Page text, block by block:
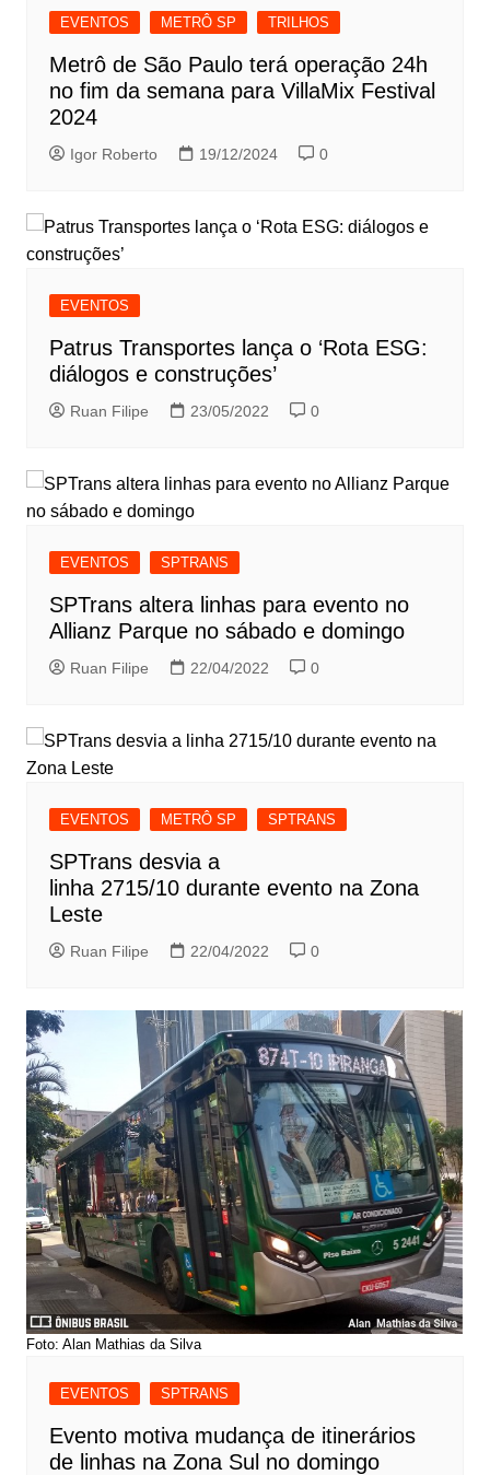
EVENTOS METRÔ SP TRILHOS
Metrô de São Paulo terá operação 24h
no fim da semana para VillaMix Festival
2024
Igor Roberto 19/12/2024 0
EVENTOS
Patrus Transportes lança o ‘Rota ESG:
diálogos e construções’
Ruan Filipe 23/05/2022 0
EVENTOS SPTRANS
SPTrans altera linhas para evento no
Allianz Parque no sábado e domingo
Ruan Filipe 22/04/2022 0
EVENTOS METRÔ SP SPTRANS
SPTrans desvia a
linha 2715/10 durante evento na Zona
Leste
Ruan Filipe 22/04/2022 0
Foto: Alan Mathias da Silva
EVENTOS SPTRANS
Evento motiva mudança de itinerários
de linhas na Zona Sul no domingo